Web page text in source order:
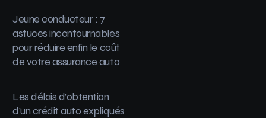
Jeune conducteur : 7
astuces incontournables
pour réduire enfin le coût
de votre assurance auto
Les délais d’obtention
d’un crédit auto expliqués